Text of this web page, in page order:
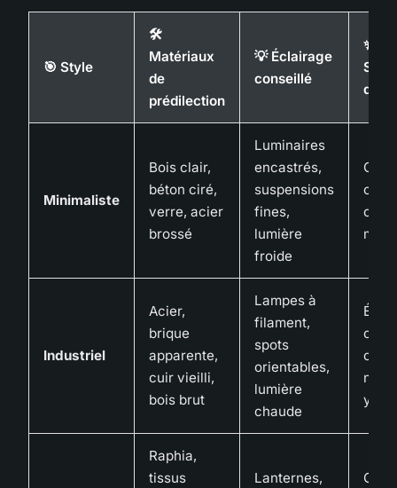
🎯 Style
🛠️
Matériaux
de
prédilection
💡 Éclairage
conseillé
✨
Minimaliste
Bois clair,
béton ciré,
verre, acier
brossé
Luminaires
encastrés,
suspensions
fines,
lumière
froide
Industriel
Acier,
brique
apparente,
cuir vieilli,
bois brut
Lampes à
filament,
spots
orientables,
lumière
chaude
côté
new-
Raphia,
tissus
Lanternes,